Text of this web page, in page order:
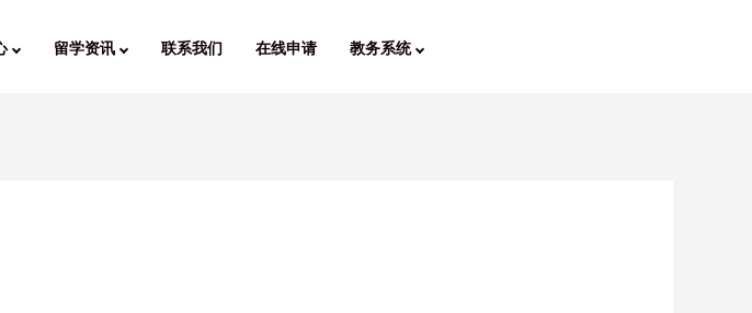
留学资讯 联系我们 在线申请 教务系统